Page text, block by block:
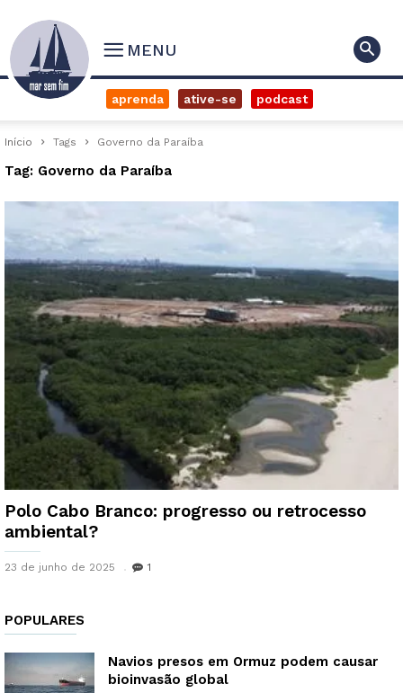
MENU
aprenda ative-se podcast
Início Tags Governo da Paraíba
Tag: Governo da Paraíba
Polo Cabo Branco: progresso ou retrocesso
ambiental?
23 de junho de 2025 1
POPULARES
Navios presos em Ormuz podem causar
bioinvasão global